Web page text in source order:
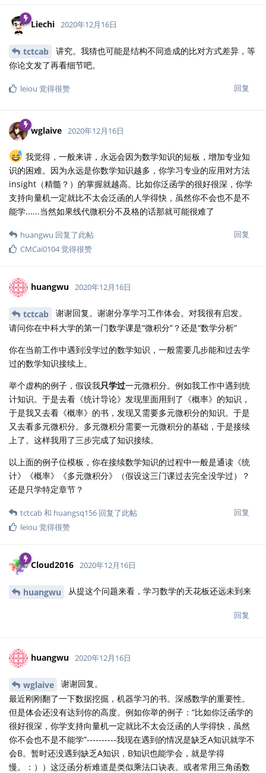
Liechi 2020年12月16日
tctcab
讲究。我猜也可能是结构不同造成的比对方式差异，等
你论文发了再看细节吧。
回复
leiou 觉得很赞
wglaive 2020年12月16日
我觉得，一般来讲，永远会因为数学知识的短板，增加专业知
识的困难。因为永远是你数学知识越多，你学习专业的应用对方法
insight（精髓？）的掌握就越高。比如你泛函学的很好很深，你学
支持向量机一定就比不太会泛函的人学得快，虽然你不会也不是不
能学......当然如果线代微积分不及格的话那就可能很难了
回复
huangwu 回复了此帖
CMCai0104觉得很赞
huangwu 2020年12月16日
tctcab
谢谢回复。谢谢分享学习工作体会。对我很有启发。
请问你在中科大学的第一门数学课是“微积分”？还是“数学分析”
你在当前工作中遇到没学过的数学知识，一般需要几步能和过去学
过的数学知识接续上。
举个虚构的例子，假设我只学过一元微积分。例如我工作中遇到统
计知识。于是去看《统计导论》发现里面用到了《概率》的知识，
于是我又去看《概率》的书，发现又需要多元微积分的知识。于是
又去看多元微积分。多元微积分需要一元微积分的基础，于是接续
上了。这样我用了三步完成了知识接续。
以上面的例子位模板，你在接续数学知识的过程中一般是通读《统
计》《概率》《多元微积分》（假设这三门课过去完全没学过）？
还是只学特定章节？
回复
tctcab和 huangsq156 回复了此帖
leiou 觉得很赞
Cloud2016 2020年12月16日
huangwu 从提这个问题来看，学习数学的天花板还远未到来
回复
huangwu 2020年12月16日
wglaive
谢谢回复。
最近刚刚翻了一下数据挖掘，机器学习的书。深感数学的重要性。
但是体会还没有达到你的高度。例如你举的例子：“比如你泛函学的
很好很深，你学支持向量机一定就比不太会泛函的人学得快，虽然
你不会也不是不能学”----------我现在遇到的情况是缺乏A知识就学不
会B。暂时还没遇到缺乏A知识，B知识也能学会，就是学得
慢。：））这泛函分析难道是类似乘法口诀表。或者常用三角函数